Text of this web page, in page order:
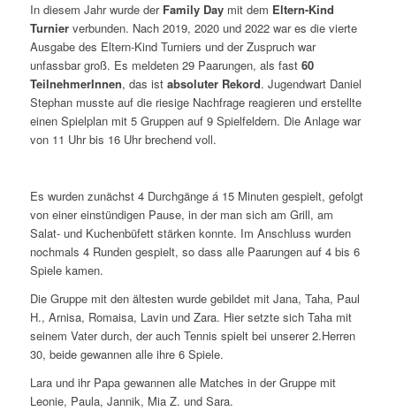
In diesem Jahr wurde der Family Daymit dem Eltern-Kind
Turnier verbunden. Nach 2019, 2020 und 2022 war es die vierte
Ausgabe des Eltern-Kind Turniers und der Zuspruch war
unfassbar groß. Es meldeten 29 Paarungen, als fast 60
TeilnehmerInnen, das ist absoluter Rekord. Jugendwart Daniel
Stephan musste auf die riesige Nachfrage reagieren und erstellte
einen Spielplan mit 5 Gruppen auf 9 Spielfeldern. Die Anlage war
von 11 Uhr bis 16 Uhr brechend voll.
Es wurden zunächst 4 Durchgänge á 15 Minuten gespielt, gefolgt
von einer einstündigen Pause, in der man sich am Grill, am
Salat- und Kuchenbüfett stärken konnte. Im Anschluss wurden
nochmals 4 Runden gespielt, so dass alle Paarungen auf 4 bis 6
Spiele kamen.
Die Gruppe mit den ältesten wurde gebildet mit Jana, Taha, Paul
H., Arnisa, Romaisa, Lavin und Zara. Hier setzte sich Taha mit
seinem Vater durch, der auch Tennis spielt bei unserer 2.Herren
30, beide gewannen alle ihre 6 Spiele.
Lara und ihr Papa gewannen alle Matches in der Gruppe mit
Leonie, Paula, Jannik, Mia Z. und Sara.